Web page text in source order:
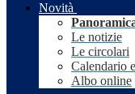
Novità
Le notizie
Le circolari
Calendario
Albo online